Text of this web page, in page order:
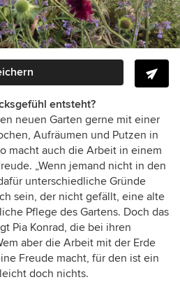
entsteht?
neuen Garten gerne mit einer
Aufräumen und Putzen in
macht auch die Arbeit in einem
„Wenn jemand nicht in den
unterschiedliche Gründe
sein, der nicht gefällt, eine alte
Pflege des Gartens. Doch das
Pia Konrad, die bei ihren
aber die Arbeit mit der Erde
Freude macht, für den ist ein
doch nichts.